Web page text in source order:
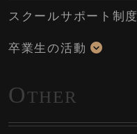
スクールサポート制度
卒業生の活動
OTHER